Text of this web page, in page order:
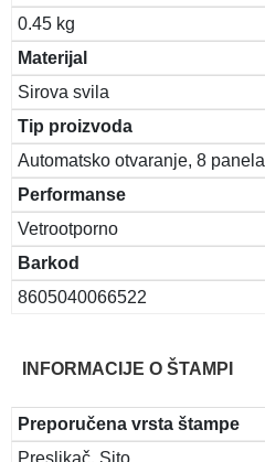
0.45 kg
Materijal
Sirova svila
Tip proizvoda
Automatsko otvaranje, 8 panela
Performanse
Vetrootporno
Barkod
8605040066522
INFORMACIJE O ŠTAMPI
Preporučena vrsta štampe
Preslikač, Sito